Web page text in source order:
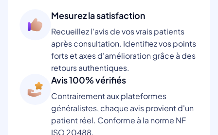
Mesurez la satisfaction
Recueillez l'avis de vos vrais patients
après consultation. Identifiez vos points
forts et axes d'amélioration grâce à des
retours authentiques.
Avis 100% vérifiés
Contrairement aux plateformes
généralistes, chaque avis provient d'un
patient réel. Conforme à la norme NF
ISO 20488.